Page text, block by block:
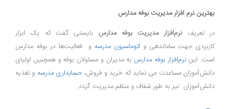
بهترین نرم افزار مدیریت بوفه مدارس
در تعریف نرم‌افزار مدیریت بوفه مدارس بایستی گفت که یک ابزار
کاربردی جهت ساماندهی و اتوماسیون مدرسه و فعالیت‌ها در بوفه مدارس
است. ایننرم‌افزار بوفه مدارس به مدیران و مسئولان بوفه و همچنین اولیای
دانش‌آموزان مساعدت می نماید که خرید و فروش، حسابداری مدرسه و تغذیه
دانش‌آموزان نیز به طور شفاف و منظم مدیریت گردد.